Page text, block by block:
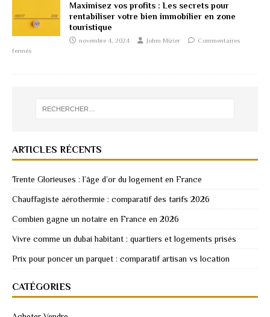
Maximisez vos profits : Les secrets pour
rentabiliser votre bien immobilier en zone
touristique
novembre 4, 2024 Johm Mizier
Commentaires
fermés
ARTICLES RÉCENTS
Trente Glorieuses : l’âge d’or du logement en France
Chauffagiste aérothermie : comparatif des tarifs 2026
Combien gagne un notaire en France en 2026
Vivre comme un dubai habitant : quartiers et logements prisés
Prix pour poncer un parquet : comparatif artisan vs location
CATÉGORIES